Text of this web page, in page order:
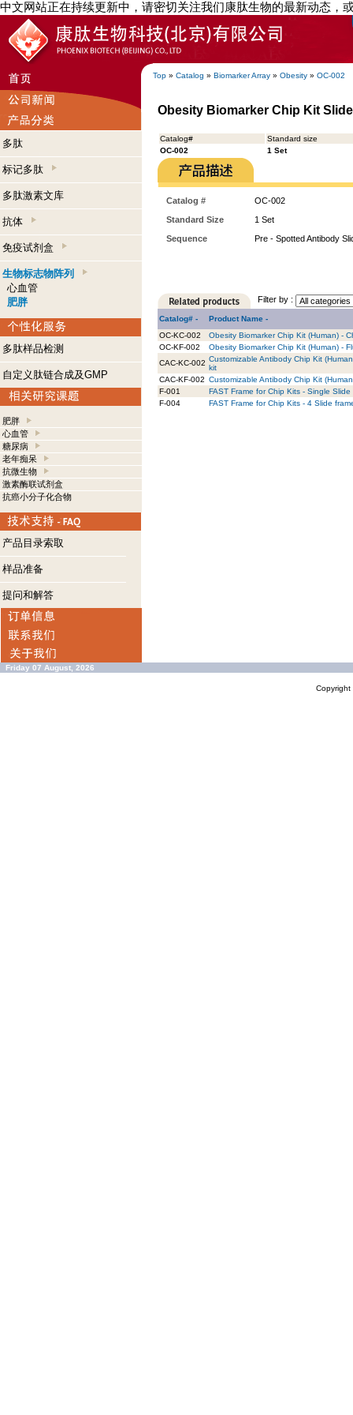
中文网站正在持续更新中，请密切关注我们康肽生物的最新动态，
Top » Catalog » Biomarker Array » Obesity » OC-002
多肽
标记多肽
多肽激素文库
抗体
免疫试剂盒
生物标志物阵列
心血管
肥胖
多肽样品检测
自定义肽链合成及GMP
肥胖
心血管
糖尿病
老年痴呆
抗微生物
激素酶联试剂盒
抗癌小分子化合物
产品目录索取
样品准备
提问和解答
Obesity Biomarker Chip Kit
Catalog#
Standard size
OC-002
1 Set
Catalog #
OC-002
Standard Size
1 Set
Sequence
Pre - Spotted Antibody
Filter by :
Catalog# -
Product Name -
OC-KC-002
Obesity Biomarker Chip Kit (Human) -
OC-KF-002
Obesity Biomarker Chip Kit (Human) -
CAC-KC-002 Customizable Antibody Chip Kit
kit
CAC-KF-002 Customizable Antibody Chip Kit
F-001
FAST Frame for Chip Kits - Single Slide
F-004
FAST Frame for Chip Kits - 4 Slide
Friday 07 August, 2026